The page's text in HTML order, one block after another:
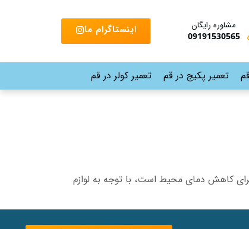
مشاوره رایگان
09191530565 اینستاگرام ما
تعمیر پکیج در قم تعمیر کولر در قم
برای کاهش دمای محیط است، با توجه به لوازم